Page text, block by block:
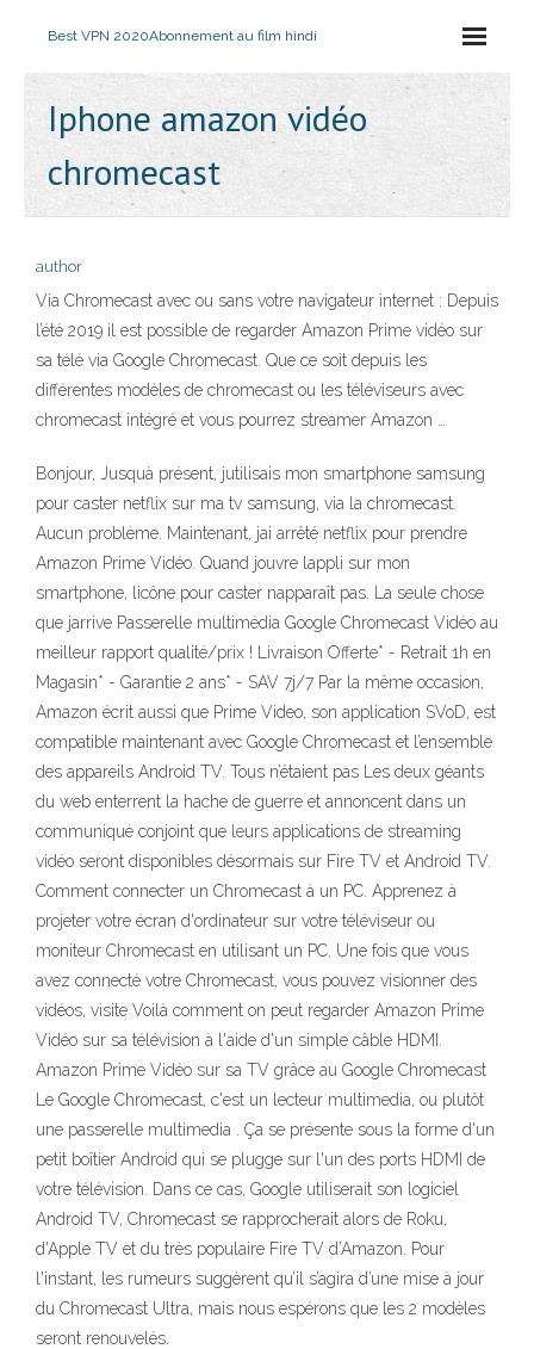
Best VPN 2020Abonnement au film hindi
Iphone amazon vidéo
chromecast
author
Via Chromecast avec ou sans votre navigateur internet : Depuis
l’été 2019 il est possible de regarder Amazon Prime vidéo sur
sa télé via Google Chromecast. Que ce soit depuis les
différentes modèles de chromecast ou les téléviseurs avec
chromecast intégré et vous pourrez streamer Amazon …
Bonjour, Jusquà présent, jutilisais mon smartphone samsung
pour caster netflix sur ma tv samsung, via la chromecast.
Aucun problème. Maintenant, jai arrêté netflix pour prendre
Amazon Prime Vidéo. Quand jouvre lappli sur mon
smartphone, licône pour caster napparaît pas. La seule chose
que jarrive Passerelle multimédia Google Chromecast Vidéo au
meilleur rapport qualité/prix ! Livraison Offerte* - Retrait 1h en
Magasin* - Garantie 2 ans* - SAV 7j/7 Par la même occasion,
Amazon écrit aussi que Prime Video, son application SVoD, est
compatible maintenant avec Google Chromecast et l’ensemble
des appareils Android TV. Tous n’étaient pas Les deux géants
du web enterrent la hache de guerre et annoncent dans un
communiqué conjoint que leurs applications de streaming
vidéo seront disponibles désormais sur Fire TV et Android TV.
Comment connecter un Chromecast à un PC. Apprenez à
projeter votre écran d'ordinateur sur votre téléviseur ou
moniteur Chromecast en utilisant un PC. Une fois que vous
avez connecté votre Chromecast, vous pouvez visionner des
vidéos, visite Voilà comment on peut regarder Amazon Prime
Vidéo sur sa télévision à l'aide d'un simple câble HDMI.
Amazon Prime Vidéo sur sa TV grâce au Google Chromecast
Le Google Chromecast, c'est un lecteur multimedia, ou plutôt
une passerelle multimedia . Ça se présente sous la forme d'un
petit boîtier Android qui se plugge sur l'un des ports HDMI de
votre télévision. Dans ce cas, Google utiliserait son logiciel
Android TV, Chromecast se rapprocherait alors de Roku,
d'Apple TV et du très populaire Fire TV d’Amazon. Pour
l'instant, les rumeurs suggèrent qu’il s’agira d’une mise à jour
du Chromecast Ultra, mais nous espérons que les 2 modèles
seront renouvelés.